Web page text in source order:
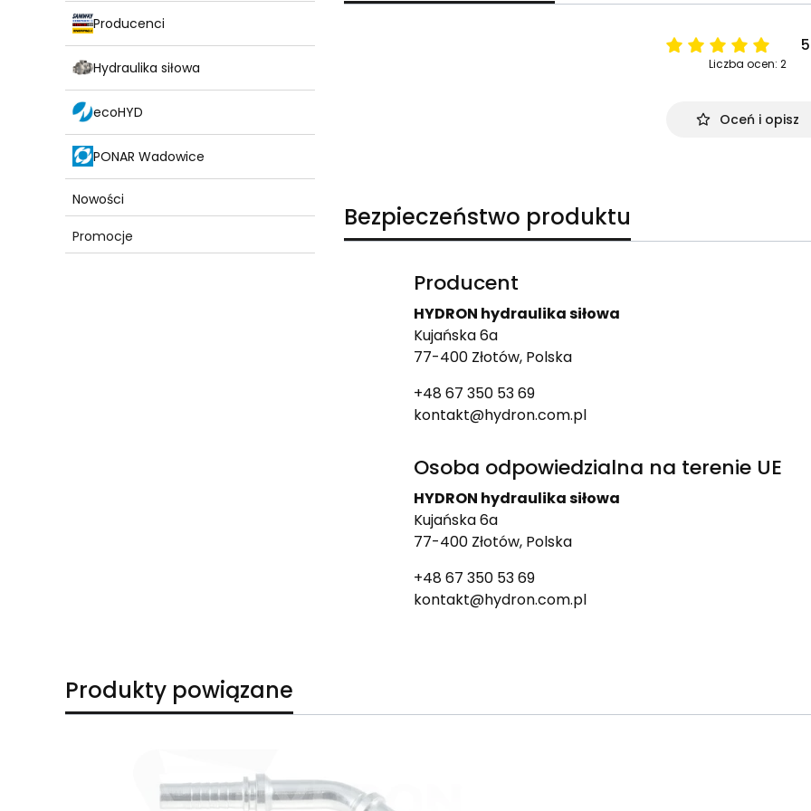
Producenci
Hydraulika siłowa
ecoHYD
PONAR Wadowice
Nowości
Promocje
Liczba ocen: 2
Oceń i opisz
Bezpieczeństwo produktu
Producent
HYDRON hydraulika siłowa
Kujańska 6a
77-400 Złotów, Polska
+48 67 350 53 69
kontakt@hydron.com.pl
Osoba odpowiedzialna na terenie UE
HYDRON hydraulika siłowa
Kujańska 6a
77-400 Złotów, Polska
+48 67 350 53 69
kontakt@hydron.com.pl
Produkty powiązane